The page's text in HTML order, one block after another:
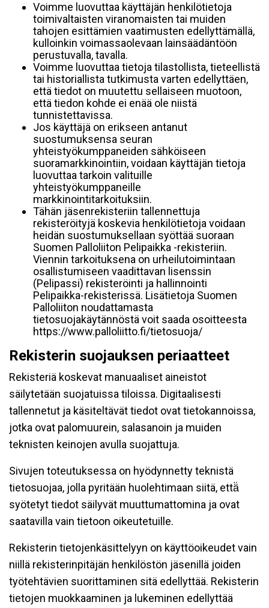
Voimme luovuttaa käyttäjän henkilötietoja
toimivaltaisten viranomaisten tai muiden
tahojen esittämien vaatimusten edellyttämällä,
kulloinkin voimassaolevaan lainsäädäntöön
perustuvalla, tavalla.
Voimme luovuttaa tietoja tilastollista, tieteellistä
tai historiallista tutkimusta varten edellyttäen,
että tiedot on muutettu sellaiseen muotoon,
että tiedon kohde ei enää ole niistä
tunnistettavissa.
Jos käyttäjä on erikseen antanut
suostumuksensa seuran
yhteistyökumppaneiden sähköiseen
suoramarkkinointiin, voidaan käyttäjän tietoja
luovuttaa tarkoin valituille
yhteistyökumppaneille
markkinointitarkoituksiin.
Tähän jäsenrekisteriin tallennettuja
rekisteröityjä koskevia henkilötietoja voidaan
heidän suostumuksellaan syöttää suoraan
Suomen Palloliiton Pelipaikka -rekisteriin.
Viennin tarkoituksena on urheilutoimintaan
osallistumiseen vaadittavan lisenssin
(Pelipassi) rekisteröinti ja hallinnointi
Pelipaikka-rekisterissä. Lisätietoja Suomen
Palloliiton noudattamasta
tietosuojakäytännöstä voit saada osoitteesta
https://www.palloliitto.fi/tietosuoja/
Rekisterin suojauksen periaatteet
Rekisteriä koskevat manuaaliset aineistot
säilytetään suojatuissa tiloissa. Digitaalisesti
tallennetut ja käsiteltävät tiedot ovat tietokannoissa,
jotka ovat palomuurein, salasanoin ja muiden
teknisten keinojen avulla suojattuja.
Sivujen toteutuksessa on hyödynnetty teknistä
tietosuojaa, jolla pyritään huolehtimaan siitä, että̈
syötetyt tiedot säilyvät muuttumattomina ja ovat
saatavilla vain tietoon oikeutetuille.
Rekisterin tietojenkäsittelyyn on käyttöoikeudet vain
niillä rekisterinpitäjän henkilöstön jäsenillä joiden
työtehtävien suorittaminen sitä edellyttää. Rekisterin
tietojen muokkaaminen ja lukeminen edellyttää